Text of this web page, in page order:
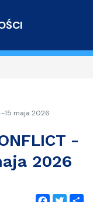
15 maja 2026
-
2026